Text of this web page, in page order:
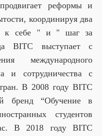
реформы и
координируя два
к себе " и " шаг за
BITC выступает с
международного
и сотрудничества с
В 2008 году BITC
бренд “Обучение в
студентов
В 2018 году BITC